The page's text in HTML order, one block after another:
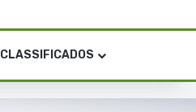
CLASSIFICADOS